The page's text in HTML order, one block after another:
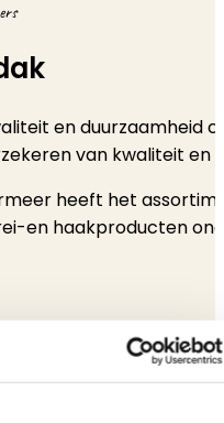
en duurzaamheid
van kwaliteit en
heeft het
en haakproducten